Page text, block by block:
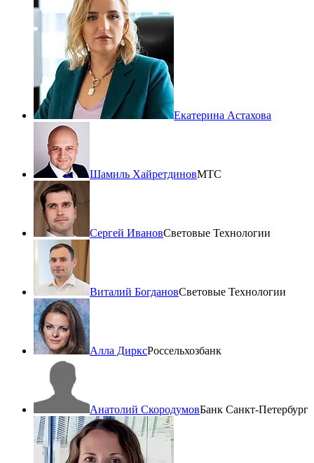
Екатерина Астахова
Шамиль ХайретдиновМТС
Сергей ИвановСветовые Технологии
Виталий БогдановСветовые Технологии
Алла ДирксРоссельхозбанк
Анатолий СкородумовБанк Санкт-Петербург